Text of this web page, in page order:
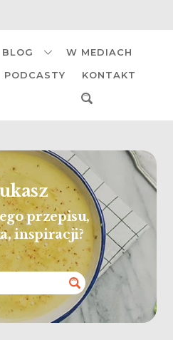
BLOG W MEDIACH
PODCASTY KONTAKT
przepisu,
inspiracji?